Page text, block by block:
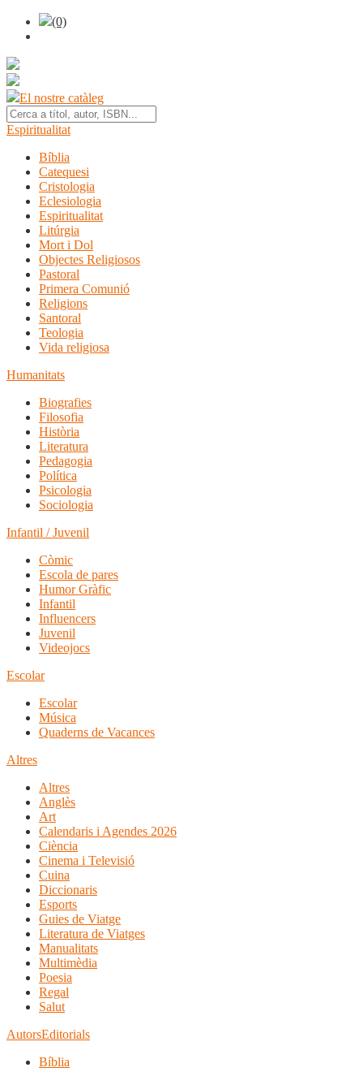
(0)
El nostre catàleg
Espiritualitat
Bíblia
Catequesi
Cristologia
Eclesiologia
Espiritualitat
Litúrgia
Mort i Dol
Objectes Religiosos
Pastoral
Primera Comunió
Religions
Santoral
Teologia
Vida religiosa
Humanitats
Biografies
Filosofia
Història
Literatura
Pedagogia
Política
Psicologia
Sociologia
Infantil / Juvenil
Còmic
Escola de pares
Humor Gràfic
Infantil
Influencers
Juvenil
Videojocs
Escolar
Escolar
Música
Quaderns de Vacances
Altres
Altres
Anglès
Art
Calendaris i Agendes 2026
Ciència
Cinema i Televisió
Cuina
Diccionaris
Esports
Guies de Viatge
Literatura de Viatges
Manualitats
Multimèdia
Poesia
Regal
Salut
AutorsEditorials
Bíblia